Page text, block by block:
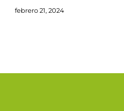
febrero 21, 2024